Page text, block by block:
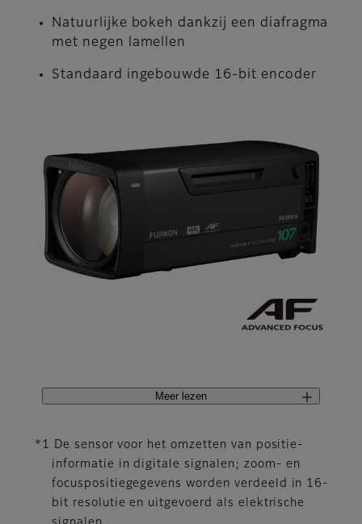
Natuurlijke bokeh dankzij een diafragma
met negen lamellen
Standaard ingebouwde 16-bit encoder
Meer lezen
*1 De sensor voor het omzetten van positie-
informatie in digitale signalen; zoom- en
focuspositiegegevens worden verdeeld in 16-
bit resolutie en uitgevoerd als elektrische